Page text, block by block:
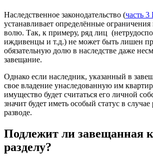
Наследственное законодательство (часть
устанавливает определённые
волю. Так, к примеру, ряд лиц
иждивенцы и т.д.) не может быть лишен
обязательную долю в наследстве даже
завещание.
Однако если наследник, указанный в
свое владение унаследованную им
имущество будет считаться его личной
значит будет иметь особый статус в случае
разводе.
Подлежит ли завещанная
разделу?